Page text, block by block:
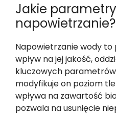
Jakie
napowietrzanie?
Napowietrzanie wody
wpływ na jej jakość,
kluczowych
modyfikuje on poziom
wpływa na zawartość
pozwala na usunięcie